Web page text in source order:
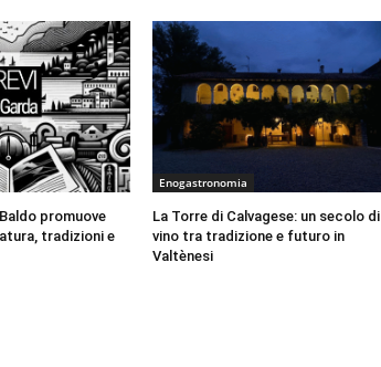
promuove
tradizioni e
Enogastronomia
La Torre di Calvagese: un secolo di
vino tra tradizione e futuro in
Valtènesi